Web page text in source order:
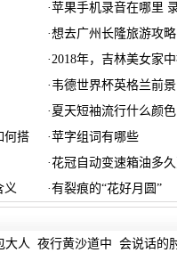
·苹果手机录音在哪里
·想去广州长隆旅游攻
·2018年，吉林美女家
· 韦德世界杯英格兰前
· 夏天短袖流行什么颜
何搭 ·苹字组词有哪些
·花冠自动变速箱油多
义 ·有裂痕的“花好月圆”
大人 夜行黄沙道中 会说话的